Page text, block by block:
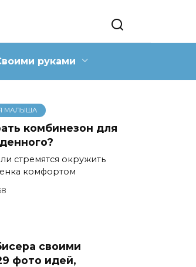
руками
МАЛЫША
комбинезон для
стремятся окружить
комфортом
своими
фото идей,